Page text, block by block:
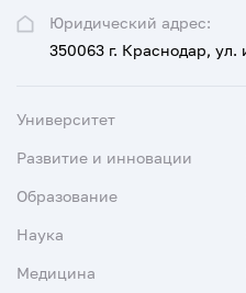
Юридический адрес:
350063 г. Краснодар,
Университет
Развитие и инновации
Образование
Наука
Медицина